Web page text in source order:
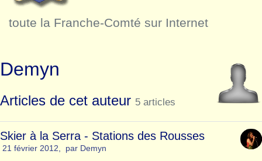
toute la Franche-Comté sur Internet
Demyn
Articles de cet auteur 5 articles
Skier à la Serra - Stations des Rousses
21 février 2012, par Demyn